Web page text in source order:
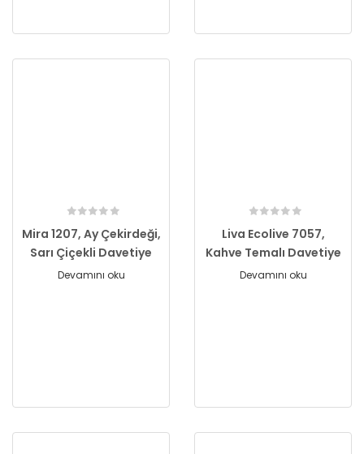
Mira 1207, Ay Çekirdeği,
Sarı Çiçekli Davetiye
Devamını oku
Liva Ecolive 7057,
Kahve Temalı Davetiye
Devamını oku